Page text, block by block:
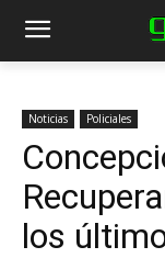
Noticias Policiales
los